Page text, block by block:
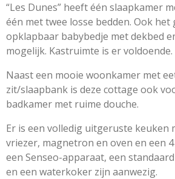
“Les Dunes” heeft één slaapkamer
één met twee losse bedden. Ook het
opklapbaar babybedje met dekbed
mogelijk. Kastruimte is er voldoende.
Naast een mooie woonkamer met
zit/slaapbank is deze cottage ook
badkamer met ruime douche.
Er is een volledig uitgeruste keuken
vriezer, magnetron en oven en een
een Senseo-apparaat, een
en een waterkoker zijn aanwezig.